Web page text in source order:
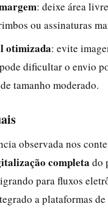
: deixe área
ou assinaturas
otimizada: evite
dificultar o envio
tamanho moderado.
observada nos
completa do
para fluxos
a plataformas de